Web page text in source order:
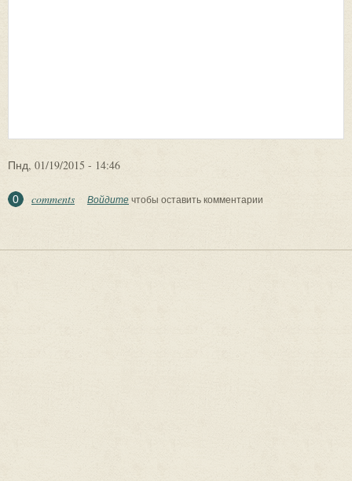
Пнд, 01/19/2015 - 14:46
0 comments Войдитечтобы оставить комментарии